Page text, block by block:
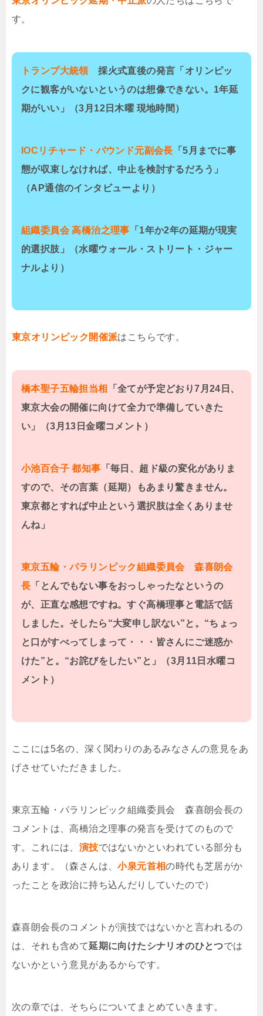
す。
トランプ大統領採火式直後の発言「オリンピッ
クに観客がいないというのは想像できない。1年延
期がいい」（3月12日木曜 現地時間）
IOCリチャード・パウンド元副会長 「5月までに事
態が収束しなければ、中止を検討するだろう」
（AP通信のインタビューより）
組織委員会 高橋治之理事 「1年か2年の延期が現実
的選択肢」（水曜ウォール・ストリート・ジャー
ナルより）
東京オリンピック開催派はこちらです。
橋本聖子五輪担当相
「全てが予定どおり7月24日、
東京大会の開催に向けて全力で準備していきた
い」（3月13日金曜コメント）
小池百合子 都知事 「毎日、超ド級の変化がありま
すので、その言葉（延期）もあまり驚きません。
東京都とすれば中止という選択肢は全くありませ
んね」
東京五輪・パラリンピック組織委員会 森喜朗会
長 「とんでもない事をおっしゃったなというの
が、正直な感想ですね。すぐ高橋理事と電話で話
しました。そしたら“大変申し訳ない”と。“ちょっ
と口がすべってしまって・・・皆さんにご迷惑か
けた”と。“お詫びをしたい”と」（3月11日水曜コ
メント）
ここには5名の、深く関わりのあるみなさんの意見をあ
げさせていただきました。
東京五輪・パラリンピック組織委員会 森喜朗会長の
コメントは、高橋治之理事の発言を受けてのもので
す。これには、 演技ではないかといわれている部分も
あります。（森さんは、小泉元首相の時代も芝居がか
ったことを政治に持ち込んだりしていたので）
森喜朗会長のコメントが演技ではないかと言われるの
は、それも含めて延期に向けたシナリオのひとつでは
ないかという意見があるからです。
次の章では、そちらについてまとめていきます。